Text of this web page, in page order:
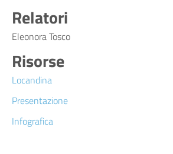
Relatori
Eleonora Tosco
Risorse
Locandina
Presentazione
Infografica